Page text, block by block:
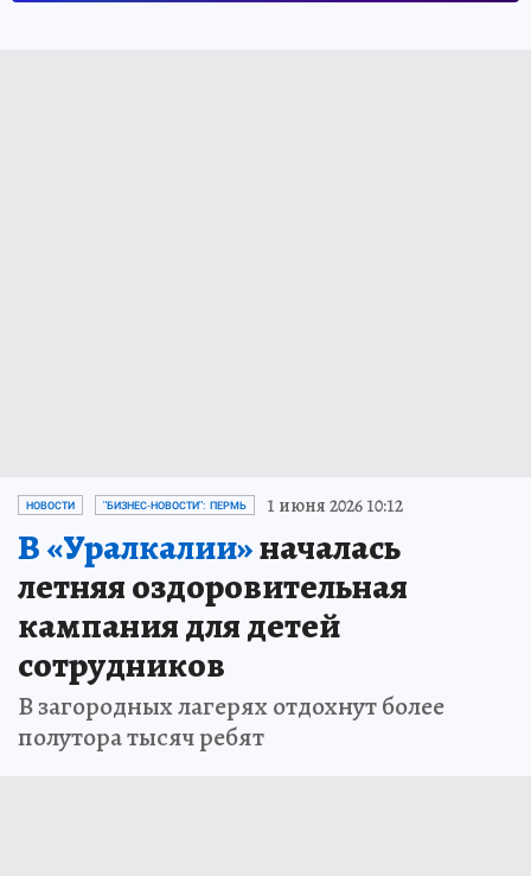
НОВОСТИ "БИЗНЕС-НОВОСТИ": ПЕРМЬ 1 июня 2026 10:12
В «Уралкалии»началась
летняя оздоровительная
кампания для детей
сотрудников
В загородных лагерях отдохнут более
полутора тысяч ребят